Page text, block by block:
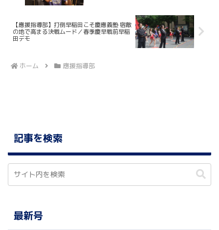
【應援指導部】打倒早稲田こそ慶應義塾 宿敵
の地で高まる決戦ムード／春季慶早戦前早稲
田デモ
ホーム 應援指導部
記事を検索
最新号